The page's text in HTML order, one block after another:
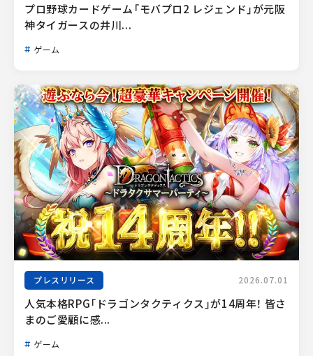
プロ野球カードゲーム「モバプロ2 レジェンド」が元阪
神タイガースの井川...
ゲーム
プレスリリース 2026.07.01
人気本格RPG「ドラゴンタクティクス」が14周年！ 皆さ
まのご愛顧に感...
ゲーム